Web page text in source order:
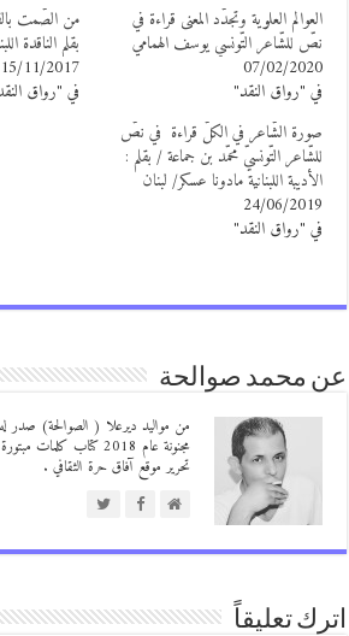
العلوية وتجدّد المعنى قراءة في
للشّاعر التّونسي يوسف الهمامي
07/02/
"رواق النقد"
من الصّمت
بقلم الناقدة
15/11/2017
في "رواق النقد"
الشّاعر في الكلّ قراءة في نصّ
التّونسيّ محمّد بن جماعة / بقلم :
اللبنانية مادونا عسكر/ لبنان
24/06/
"رواق النقد"
محمد صوالحة
من مواليد ديرعلا ( الصوالحة) صدر له :
تحرير موقع آفاق حرة الثقافي .
تعليقاً